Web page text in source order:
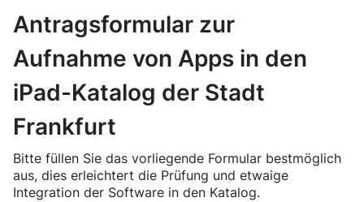
Antragsformular zur
Aufnahme von Apps in den
iPad-Katalog der Stadt
Frankfurt
Bitte füllen Sie das vorliegende Formular bestmöglich
aus, dies erleichtert die Prüfung und etwaige
Integration der Software in den Katalog.